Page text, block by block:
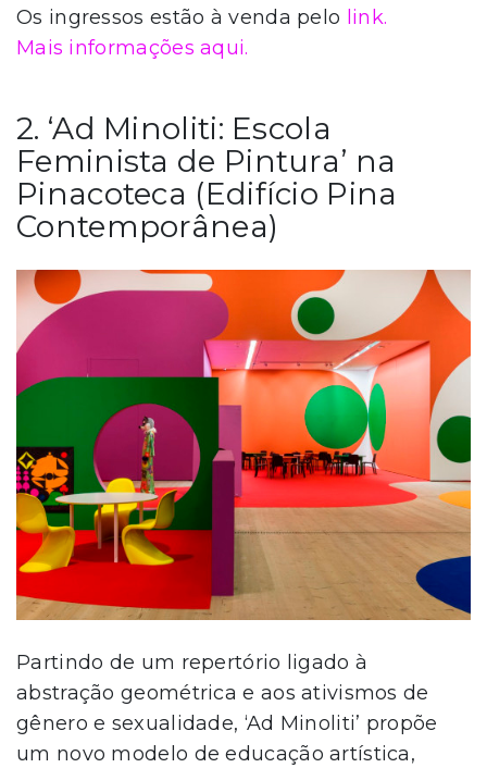
Os ingressos estão à venda pelo link.
Mais informações aqui.
2. ‘Ad Minoliti: Escola
Feminista de Pintura’ na
Pinacoteca (Edifício Pina
Contemporânea)
Partindo de um repertório ligado à
abstração geométrica e aos ativismos de
gênero e sexualidade, ‘Ad Minoliti’ propõe
um novo modelo de educação artística,